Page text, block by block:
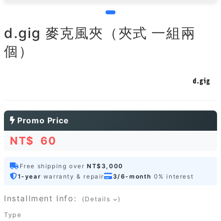
d.gig 麥克風夾（夾式 一組兩
個）
Promo Price
NT$ 60
Free shipping overNT$3,000
1-year warranty & repair 3/6-month 0% interest
Installment Info: (Details )
Type